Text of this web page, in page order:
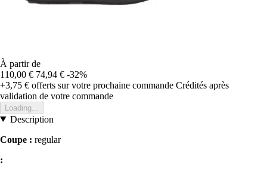
À partir de
110,00 € 74,94 € -32%
+3,75 € offerts sur votre prochaine commande Crédités après
validation de votre commande
Loading...
Description
Coupe : regular
: